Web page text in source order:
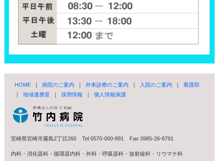
HOME 病院のご案内 外来診療のご案内 入院のご案内
看護部
地域連携室 採用情報 個人情報保護
宮崎県宮崎市霧島2丁目260 Tel 0570-000-891 Fax 0985-26-8791
内科・消化器科・循環器内科・外科・呼吸器科・放射線科・リウマチ科